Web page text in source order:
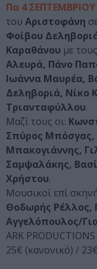
Πα 4
του Αριστοφάνη
Φοίβου
Καραθάνου με
Αλευρά, Πάνο
Ιωάννα Μαυρέα,
Δεληβοριά, Νίκο
Τριανταφύλλου.
Μαζί τους οι:
Σπύρος Μπόσγας,
Μπακογιάννης,
Σαμψαλάκης,
Χρήστου.
Μουσικοί επί
Θοδωρής Ρέλλος,
Αγγελόπουλος/
ARK PRODUCTIONS
25€ (κανονικό) /